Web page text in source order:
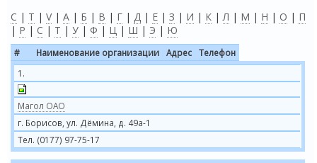
C | T | V| А | Б | В | Г | Д | Е | З | И | К |Л | М | Н | О | П
| Р | С | Т | У | Ф | Ц | Ш | Э | Ю
# Наименование организации Адрес
Телефон
1.
Магол ОАО
г. Борисов, ул. Дёмина, д. 49а-1
Тел. (0177) 97-75-17